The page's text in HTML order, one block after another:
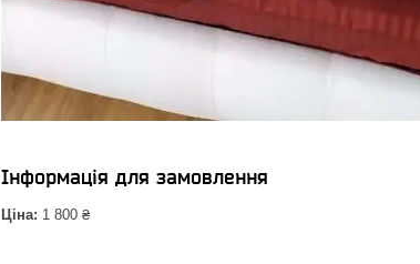
Інформація для замовлення
Ціна: 1 800 ₴